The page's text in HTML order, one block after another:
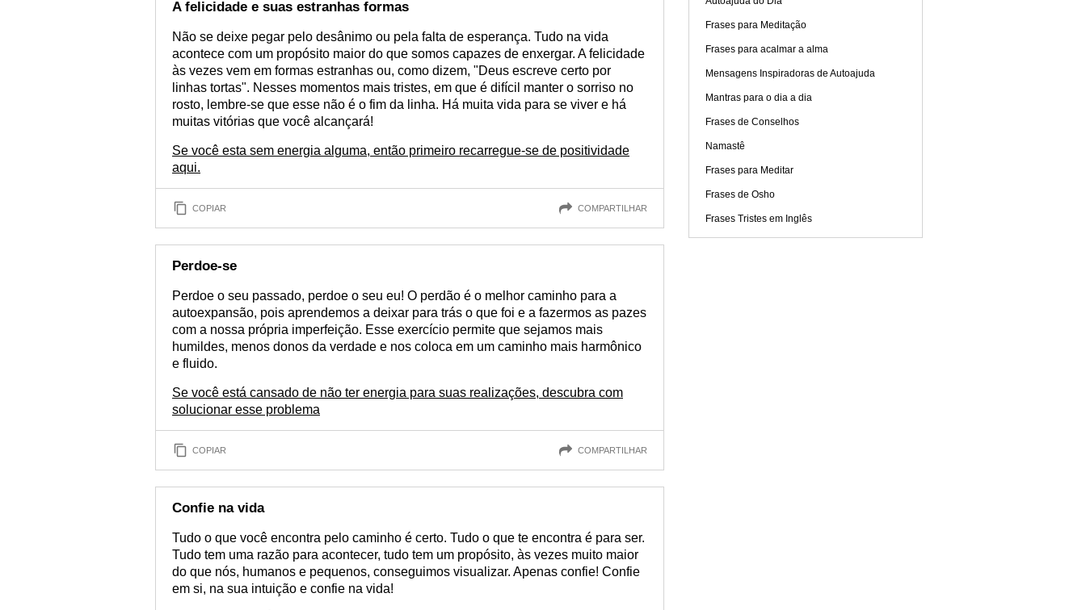
A felicidade e suas estranhas formas
Não se deixe pegar pelo desânimo ou pela falta de esperança. Tudo na vida
acontece com um propósito maior do que somos capazes de enxergar. A felicidade
às vezes vem em formas estranhas ou, como dizem, "Deus escreve certo por
linhas tortas". Nesses momentos mais tristes, em que é difícil manter o sorriso no
rosto, lembre-se que esse não é o fim da linha. Há muita vida para se viver e há
muitas vitórias que você alcançará!
Se você esta sem energia alguma, então primeiro recarregue-se de positividade
aqui.
COPIAR COMPARTILHAR
Perdoe-se
Perdoe o seu passado, perdoe o seu eu! O perdão é o melhor caminho para a
autoexpansão, pois aprendemos a deixar para trás o que foi e a fazermos as pazes
com a nossa própria imperfeição. Esse exercício permite que sejamos mais
humildes, menos donos da verdade e nos coloca em um caminho mais harmônico
e fluido.
Se você está cansado de não ter energia para suas realizações, descubra com
solucionar esse problema
COPIAR COMPARTILHAR
Confie na vida
Tudo o que você encontra pelo caminho é certo. Tudo o que te encontra é para ser.
Tudo tem uma razão para acontecer, tudo tem um propósito, às vezes muito maior
do que nós, humanos e pequenos, conseguimos visualizar. Apenas confie! Confie
em si, na sua intuição e confie na vida!
Frases para Meditação
Frases para acalmar a alma
Mensagens Inspiradoras de Autoajuda
Mantras para o dia a dia
Frases de Conselhos
Namastê
Frases para Meditar
Frases de Osho
Frases Tristes em Inglês